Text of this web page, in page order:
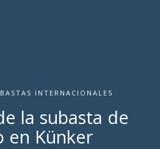
INTERNACIONALES
la subasta de
en Künker